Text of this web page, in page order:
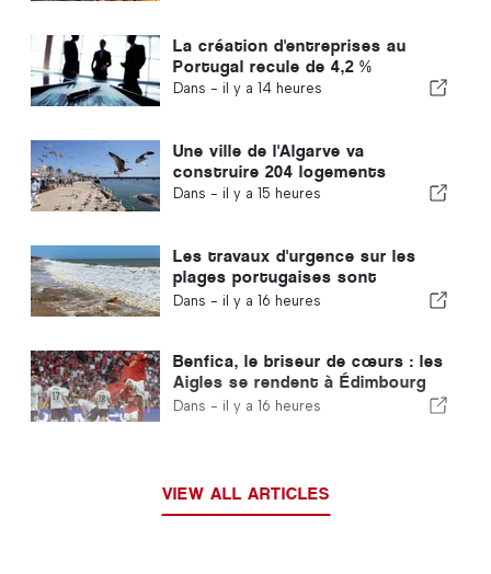
La création d'entreprises au
Portugal recule de 4,2 %
Dans - il y a 14 heures
Une ville de l'Algarve va
construire 204 logements
Dans - il y a 15 heures
Les travaux d'urgence sur les
plages portugaises sont
terminés
Dans - il y a 16 heures
Benfica, le briseur de cœurs : les
Aigles se rendent à Édimbourg
avec un pied déjà qualifié pour le
Dans - il y a 16 heures
VIEW ALL ARTICLES